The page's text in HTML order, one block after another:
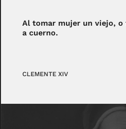
Al tomar mujer un viejo, o
a cuerno.
CLEMENTE XIV